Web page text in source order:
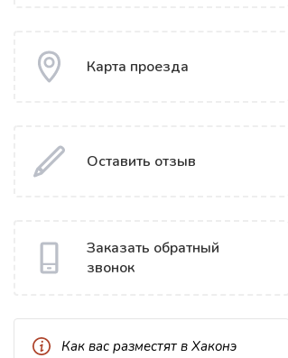
Карта проезда
Оставить отзыв
Заказать обратный
звонок
Как вас разместят в Хаконэ